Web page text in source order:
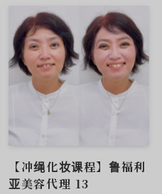
【冲绳化妆课程】鲁福利
亚美容代理 13